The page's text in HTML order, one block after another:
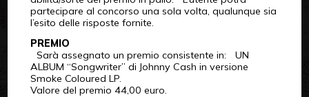
partecipare al concorso una sola volta, qualunque sia
l’esito delle risposte fornite.
PREMIO
Sarà assegnato un premio consistente in: UN
ALBUM “Songwriter” di Johnny Cash in versione
Smoke Coloured LP.
Valore del premio 44,00 euro.